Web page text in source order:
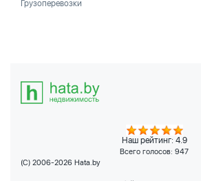
Грузоперевозки
Наш рейтинг: 4.9
Всего голосов: 947
(C) 2006-2026 Hata.by